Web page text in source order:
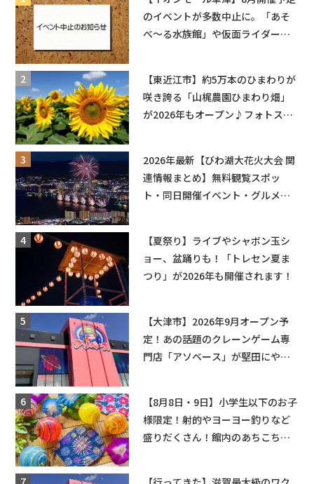
のイベントが多数中止に。「あそ
べ〜る水族館」や仮面ライダーシ
【東近江市】約5万本のひまわりが
咲き誇る「山梶農園ひまわり畑」
が2026年もオープン♪フォトスポ
2026年最新【びわ湖大花火大会 関
連情報まとめ】無料観覧スポッ
ト・同日開催イベント・グルメマ
【夏祭り】ライブやシャボン玉シ
ョー、盆踊りも！「トレセン夏ま
つり」が2026年も開催されます！
【大津市】2026年9月オープン予
定！あの話題のクレーンゲーム専
門店「アソベース」が堅田にやっ
【8月8日・9日】小学生以下のお子
様限定！射的やヨーヨー釣りなど
盛りだくさん！館内のあちこちに